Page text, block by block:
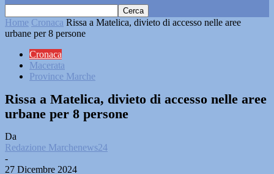
Home Cronaca Rissa a Matelica, divieto di accesso nelle aree
urbane per 8 persone
Cronaca
Macerata
Province Marche
Rissa a Matelica, divieto di accesso nelle aree
urbane per 8 persone
Da
Redazione Marchenews24
-
27 Dicembre 2024